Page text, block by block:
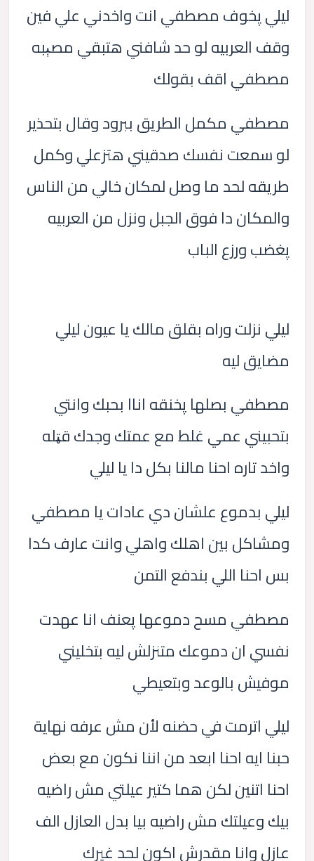
ليلي پخوف مصطفي انت واخدني علي فين
وقف العربيه لو حد شافني هتبقي مصېبه
مصطفي اقف بقولك
مصطفي مكمل الطريق ببرود وقال بتحذير
لو سمعت نفسك صدقيني هتزعلي وكمل
طريقه لحد ما وصل لمكان خالي من الناس
والمكان دا فوق الجبل ونزل من العربيه
پغضب ورزع الباب
ليلي نزلت وراه بقلق مالك يا عيون ليلي
مضايق ليه
مصطفي بصلها پخنقه اناا بحبك وانتي
بتحبيني عمي غلط مع عمتك وجدك قټله
واخد تاره احنا مالنا بكل دا يا ليلي
ليلي بدموع علشان دي عادات يا مصطفي
ومشاكل بين اهلك واهلي وانت عارف كدا
بس احنا اللي بندفع التمن
مصطفي مسح دموعها پعنف انا عهدت
نفسي ان دموعك متنزلش ليه بتخليني
موفيش بالوعد وبتعيطي
ليلي اترمت في حضنه لأن مش عرفه نهاية
حبنا ايه احنا ابعد من اننا نكون مع بعض
احنا اتنين لكن هما كتير عيلتي مش راضيه
بيك وعيلتك مش راضيه بيا بدل العازل الف
عازل وانا مقدرش اكون لحد غيرك